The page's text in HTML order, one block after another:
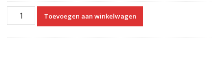
Originele
Toevoegen aan winkelwagen